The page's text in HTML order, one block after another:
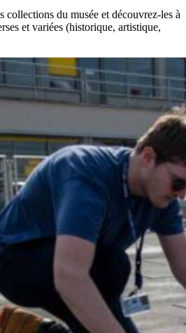
collections du musée et découvrez-les à
et variées (historique, artistique,